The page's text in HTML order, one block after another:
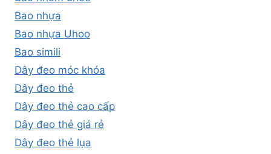
Bao nhựa
Bao nhựa Uhoo
Bao simili
Dây đeo móc khóa
Dây đeo thẻ
Dây đeo thẻ cao cấp
Dây đeo thẻ giá rẻ
Dây đeo thẻ lụa